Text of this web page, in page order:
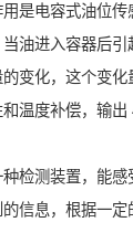
是电容式油位
油进入容器后
变化，这个变
温度补偿，输出
检测装置，能感
信息，根据一